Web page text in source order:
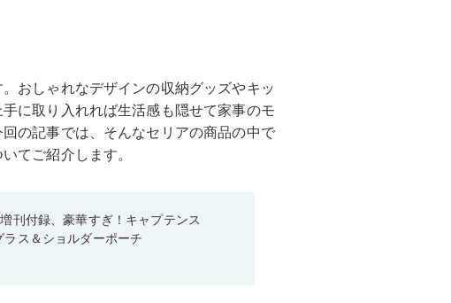
おしゃれなデザインの収納グッズやキッ
に取り入れれば生活感も隠せて家事のモ
の記事では、そんなセリアの商品の中で
てご紹介します。
刊付録、豪華すぎ！キャプテンス
ラス＆ショルダーポーチ